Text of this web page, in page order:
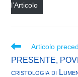
l’Articolo
Leggi
Altri
Articoli
Articolo
PRESENTE,
cristologia di